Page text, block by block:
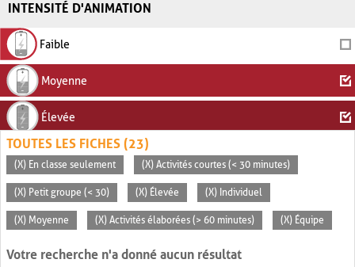
INTENSITÉ D'ANIMATION
Faible
Moyenne
Élevée
TOUTES LES FICHES (23)
(X) En classe seulement (X) Activités courtes (< 30 minutes)
(X) Petit groupe (< 30) (X) Élevée (X) Individuel
(X) Moyenne (X) Activités élaborées (> 60 minutes) (X) Équipe
Votre recherche n'a donné aucun résultat